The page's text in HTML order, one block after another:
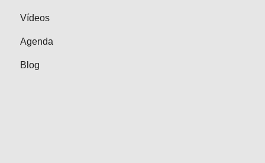
Vídeos
Agenda
Blog